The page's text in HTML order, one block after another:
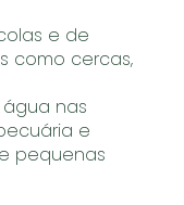
e de
como cercas,
nas
e
pequenas